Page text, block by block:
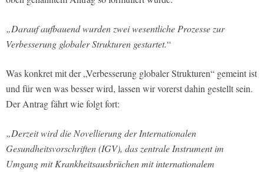
„Darauf aufbauend wurden zwei wesentliche Prozesse zur
Verbesserung globaler Strukturen gestartet.“
Was konkret mit der „Verbesserung globaler Strukturen“ gemeint ist
und für wen was besser wird, lassen wir vorerst dahin gestellt sein.
Der Antrag fährt wie folgt fort:
„Derzeit wird die Novellierung der Internationalen
Gesundheitsvorschriften (IGV), das zentrale Instrument im
Umgang mit Krankheitsausbrüchen mit internationalem